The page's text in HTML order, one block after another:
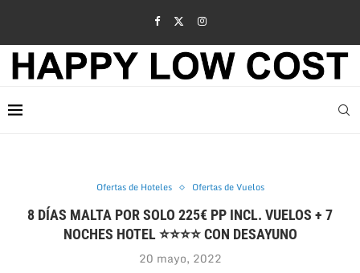
Ofertas de Hoteles Ofertas de Vuelos
8 DÍAS MALTA POR SOLO 225€ PP INCL. VUELOS + 7
NOCHES HOTEL ⭐⭐⭐⭐ CON DESAYUNO
20 mayo, 2022